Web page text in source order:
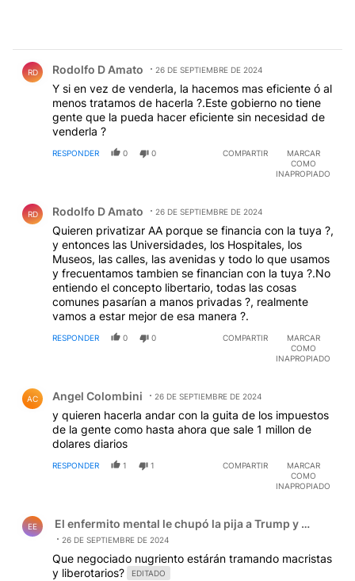
RD Rodolfo D Amato 26 DE SEPTIEMBRE DE 2024
Y si en vez de venderla, la hacemos mas eficiente ó al
menos tratamos de hacerla ?.Este gobierno no tiene
gente que la pueda hacer eficiente sin necesidad de
venderla ?
RESPONDER 0 0 COMPARTIR
MARCAR
COMO
INAPROPIADO
RD Rodolfo D Amato 26 DE SEPTIEMBRE DE 2024
Quieren privatizar AA porque se financia con la tuya ?,
y entonces las Universidades, los Hospitales, los
Museos, las calles, las avenidas y todo lo que usamos
y frecuentamos tambien se financian con la tuya ?.No
entiendo el concepto libertario, todas las cosas
comunes pasarían a manos privadas ?, realmente
vamos a estar mejor de esa manera ?.
RESPONDER 0 0 COMPARTIR
MARCAR
COMO
INAPROPIADO
AC Angel Colombini 26 DE SEPTIEMBRE DE 2024
y quieren hacerla andar con la guita de los impuestos
de la gente como hasta ahora que sale 1 millon de
dolares diarios
RESPONDER 1 1 COMPARTIR
MARCAR
COMO
INAPROPIADO
EE El enfermito mental le chupó la pija a Trump y el
26 DE SEPTIEMBRE DE 2024
Que negociado nugriento estárán tramando macristas
y liberotarios?
EDITADO